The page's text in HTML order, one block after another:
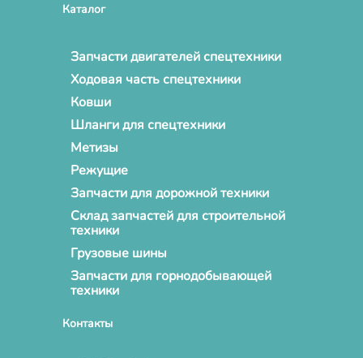
Каталог
Запчасти двигателей спецтехники
Ходовая часть спецтехники
Ковши
Шланги для спецтехники
Метизы
Режущие
Запчасти для дорожной техники
Склад запчастей для строительной
техники
Грузовые шины
Запчасти для горнодобывающей
техники
Контакты